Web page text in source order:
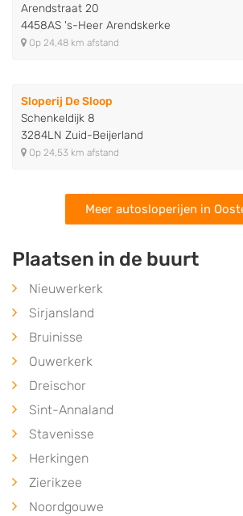
Arendstraat 20
4458AS 's-Heer Arendskerke
Op 24,48 km afstand
Sloperij De Sloop
Schenkeldijk 8
3284LN Zuid-Beijerland
Op 24,53 km afstand
Meer autosloperijen in
Plaatsen in de buurt
Nieuwerkerk
Sirjansland
Bruinisse
Ouwerkerk
Dreischor
Sint-Annaland
Stavenisse
Herkingen
Zierikzee
Noordgouwe